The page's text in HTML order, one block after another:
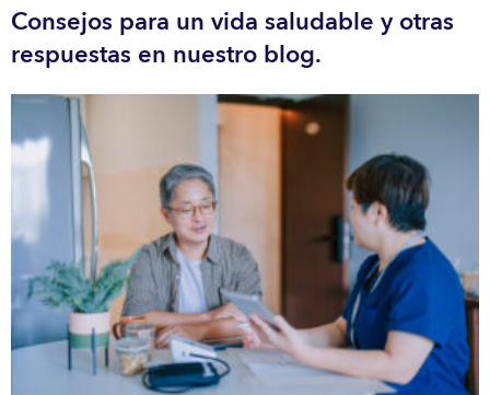
Consejos para un vida saludable y otras
respuestas en nuestro blog.